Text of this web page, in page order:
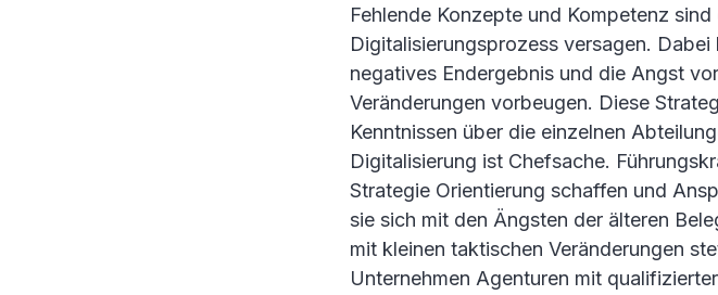
Fehlende Konzepte und Kompetenz
Digitalisierungsprozess versagen.
negatives Endergebnis und die Angst
Veränderungen vorbeugen. Diese
Kenntnissen über die einzelnen
Digitalisierung ist Chefsache.
Strategie Orientierung schaffen und
sie sich mit den Ängsten der älteren
mit kleinen taktischen Veränderungen
Unternehmen Agenturen mit